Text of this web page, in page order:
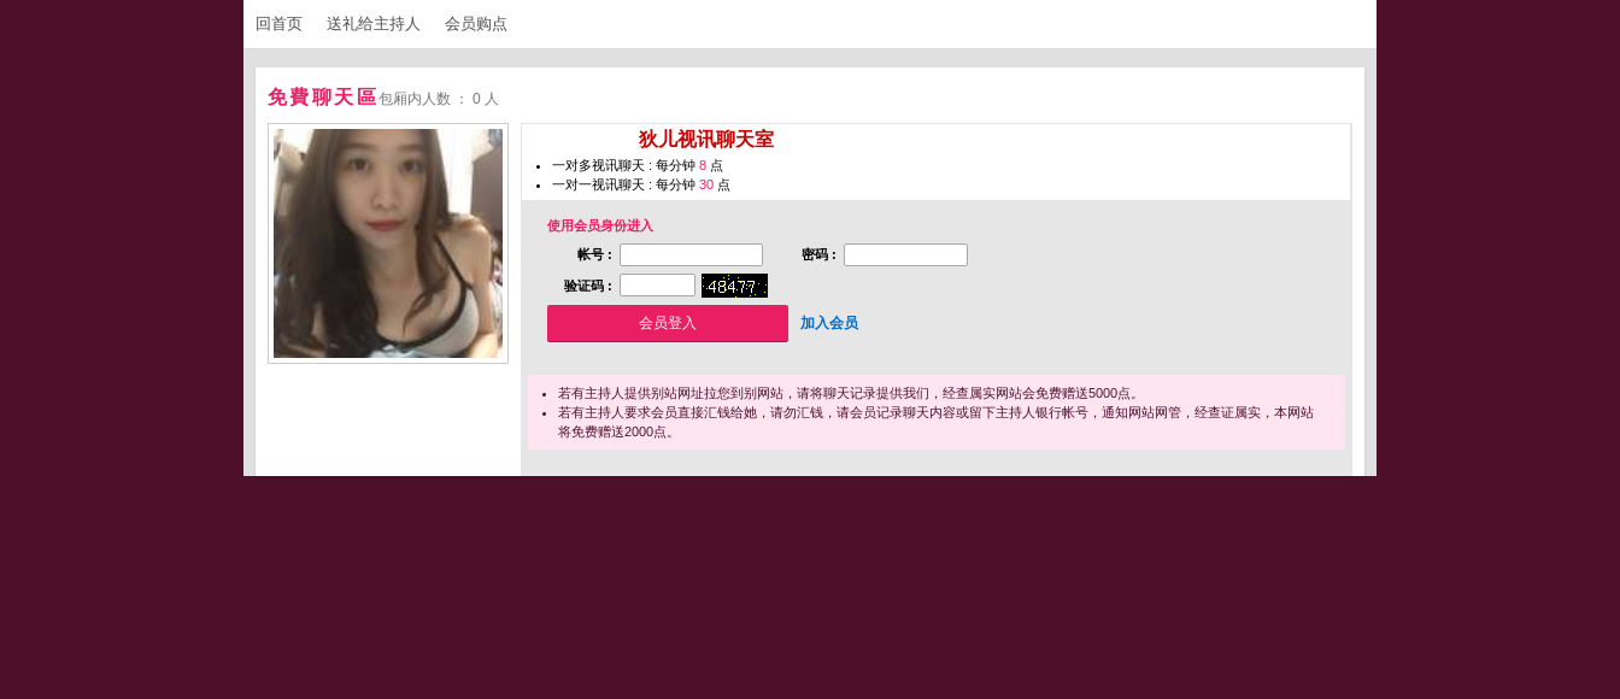
回首页 送礼给主持人 会员购点
免費聊天區包厢内人数 ： 0 人
狄儿视讯聊天室
一对多视讯聊天 : 每分钟 8 点
一对一视讯聊天 : 每分钟 30 点
使用会员身份进入
帐号 :
密码 :
验证码 :
加入会员
若有主持人提供别站网址拉您到别网站，请将聊天记录提供我们，经查属实网站会免费赠送5000点。
若有主持人要求会员直接汇钱给她，请勿汇钱，请会员记录聊天内容或留下主持人银行帐号，通知网站网管，经查证属实，本网站
将免费赠送2000点。